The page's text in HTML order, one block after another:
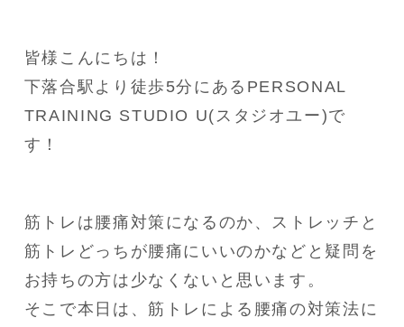
皆様こんにちは！
下落合駅より徒歩5分にあるPERSONAL
TRAINING STUDIO U(スタジオユー)で
す！
筋トレは腰痛対策になるのか、ストレッチと
筋トレどっちが腰痛にいいのかなどと疑問を
お持ちの方は少なくないと思います。
そこで本日は、筋トレによる腰痛の対策法に